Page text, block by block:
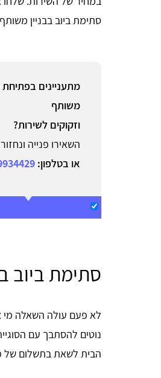
סתימת ביוב בבניין
מתעניינים בפתיחת
משותף
וזקוקים לשירות?
השאירו פנייה
או בטלפון:
סתימת ביוב
לא פעם עולה השאלה מי
נוטים להסתבך עם
הבית לשאת בתשלום של